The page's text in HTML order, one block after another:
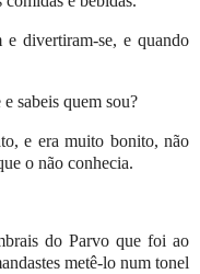
e divertiram-se, e quando
sabeis quem sou?
e era muito bonito, não
o não conhecia.
do Parvo que foi ao
metê-lo num tonel